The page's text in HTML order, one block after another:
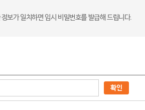
보가 일치하면 임시 비밀번호를 발급해 드립니다.
확인